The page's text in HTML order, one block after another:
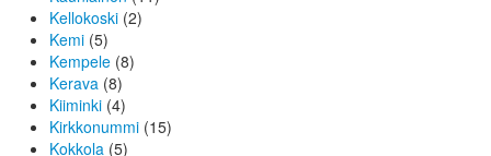
Kellokoski (2)
Kemi (5)
Kempele (8)
Kerava (8)
Kiiminki (4)
Kirkkonummi (15)
Kokkola (5)